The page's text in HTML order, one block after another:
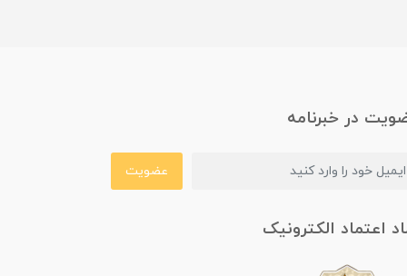
در خبرنامه
عضویت
اعتماد الکترونیک